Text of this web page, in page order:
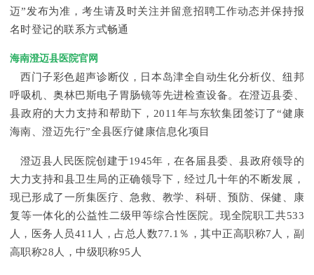
迈”发布为准，考生请及时关注并留意招聘工作动态并保持报
名时登记的联系方式畅通
海南澄迈县医院官网
西门子彩色超声诊断仪，日本岛津全自动生化分析仪、纽邦
呼吸机、奥林巴斯电子胃肠镜等先进检查设备。在澄迈县委、
县政府的大力支持和帮助下，2011年与东软集团签订了“健康
海南、澄迈先行”全县医疗健康信息化项目
澄迈县人民医院创建于1945年，在各届县委、县政府领导的
大力支持和县卫生局的正确领导下，经过几十年的不断发展，
现已形成了一所集医疗、急救、教学、科研、预防、保健、康
复等一体化的公益性二级甲等综合性医院。现全院职工共533
人，医务人员411人，占总人数77.1％，其中正高职称7人，副
高职称28人，中级职称95人